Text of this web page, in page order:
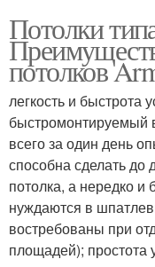
Потолки
потолков
легкость и быстрота
быстромонтируемый
всего за один день
способна сделать до
потолка, а нередко
нуждаются в
востребованы при
площадей); простота